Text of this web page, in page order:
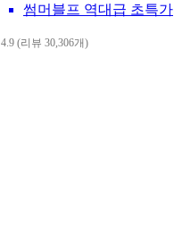
썸머블프 역대급 초특가
4.9 (리뷰 30,306개)